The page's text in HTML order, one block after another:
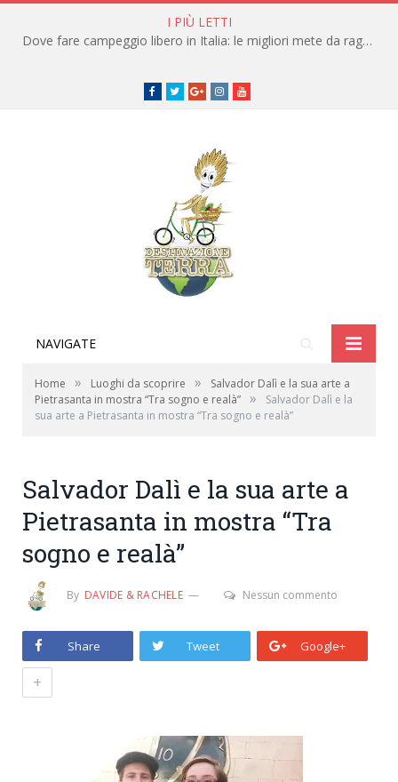
I PIÙ LETTI
Dove fare campeggio libero in Italia: le migliori mete da raggiungere in traghetto
Facebook
TwitterGoogle+instagramyoutube
NAVIGATE
Home » Luoghi da scoprire »
Salvador Dalì e la sua arte a
Pietrasanta in mostra “Tra sogno e realà” »
Salvador Dalì e la
sua arte a Pietrasanta in mostra “Tra sogno e realà”
Salvador Dalì e la sua arte a
Pietrasanta in mostra “Tra
sogno e realà”
By DAVIDE & RACHELE Nessun commento
Share Tweet Google+
+